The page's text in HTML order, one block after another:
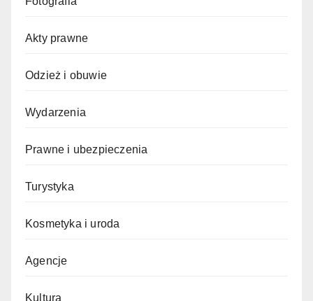
Akty prawne
Odzież i obuwie
Wydarzenia
Prawne i ubezpieczenia
Turystyka
Kosmetyka i uroda
Agencje
Kultura